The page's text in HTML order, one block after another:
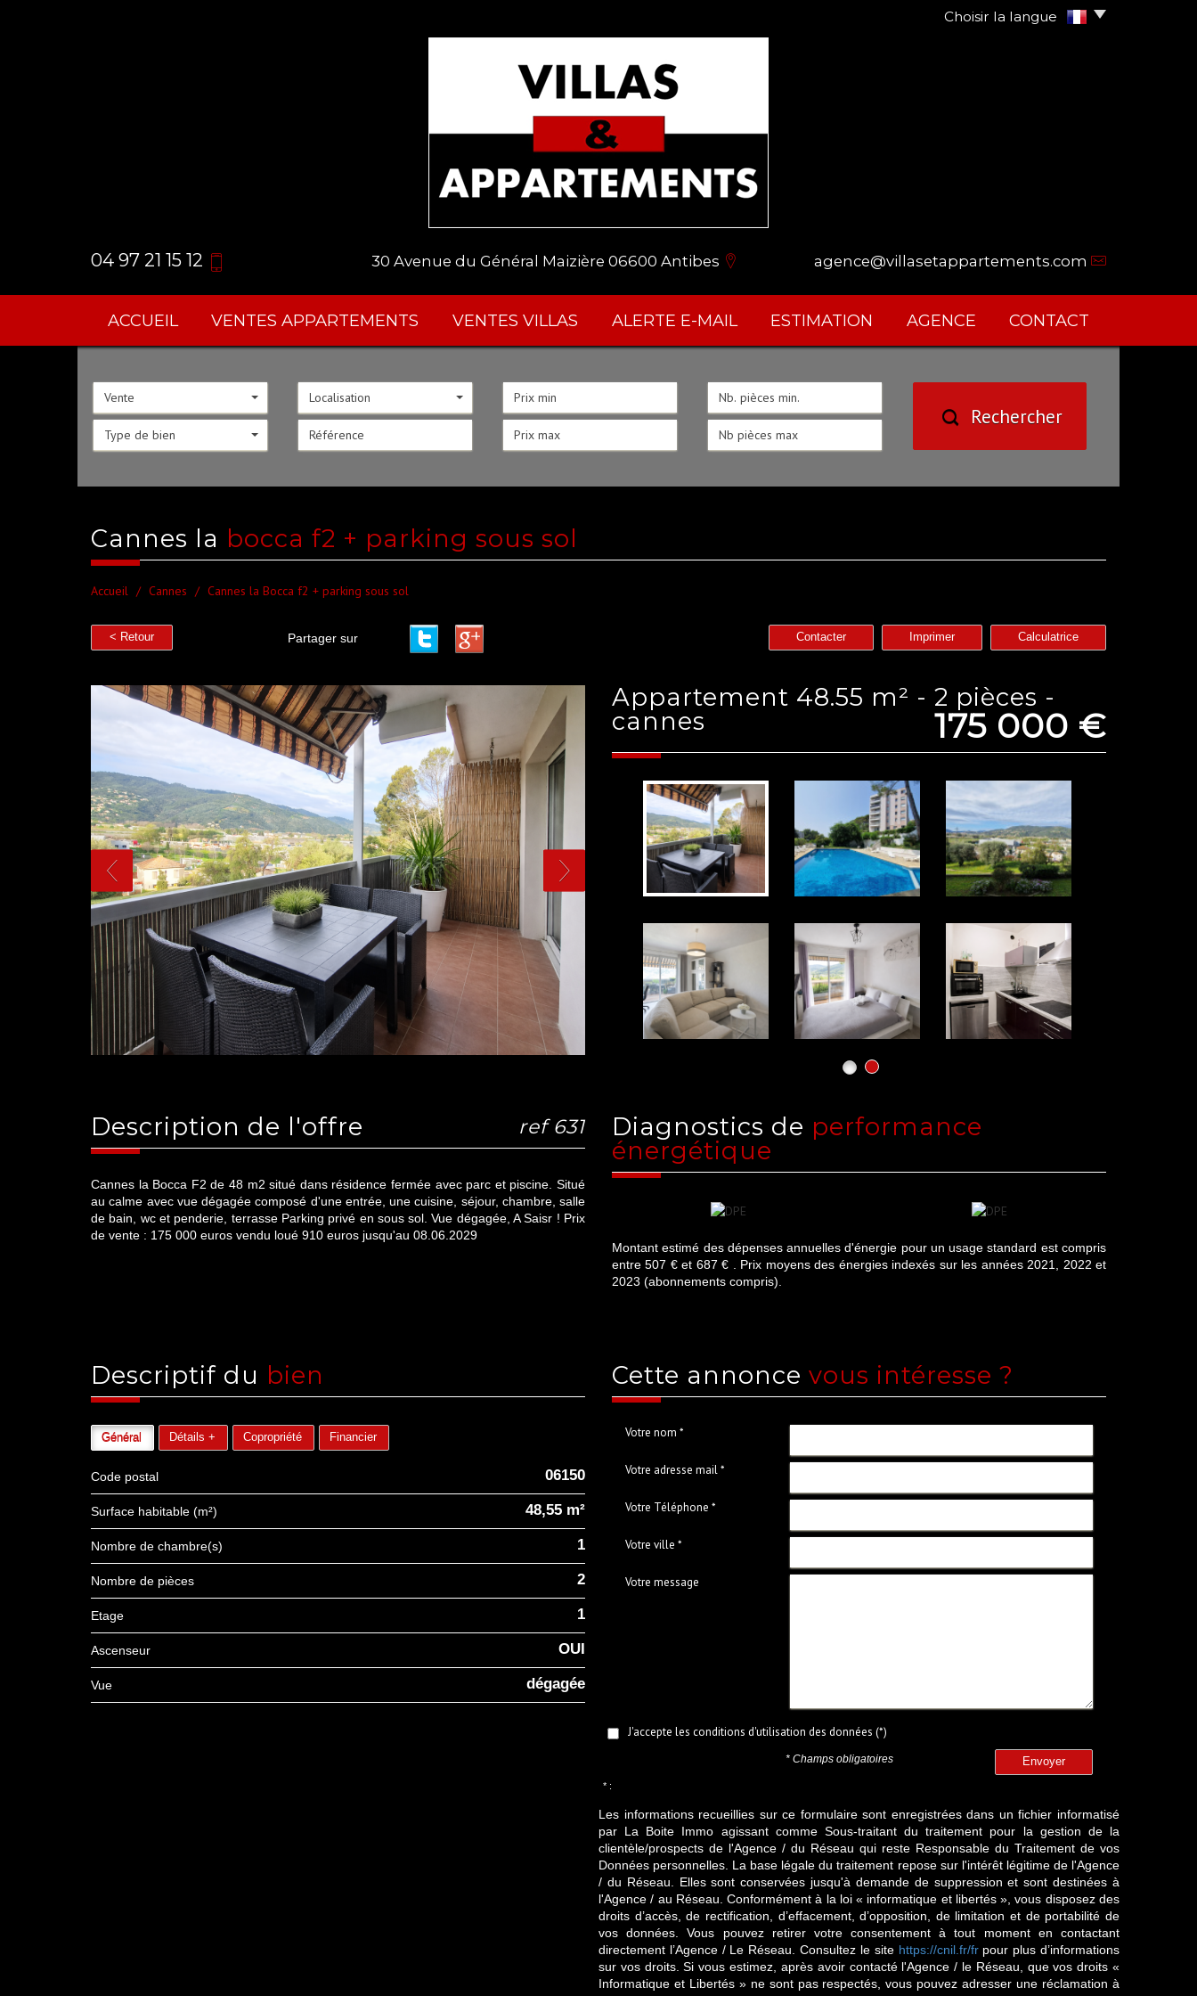
Choisir la langue
04 97 21 15 12 30 Avenue du Général Maizière 06600 Antibes agence@villasetappartements.com
ACCUEIL VENTES APPARTEMENTS VENTES VILLAS ALERTE E-MAIL ESTIMATION AGENCE CONTACT
Vente
Type de bien
Localisation
Rechercher
cannes la bocca f2 + parking sous sol
Accueil Cannes Cannes la Bocca f2 + parking sous sol
< Retour Partager sur Contacter Imprimer Calculatrice
appartement 48.55 m² - 2 pièces -
cannes 175 000 €
description de l'offre ref 631
Cannes la Bocca F2 de 48 m2 situé dans résidence fermée avec parc et piscine. Situé
au calme avec vue dégagée composé d'une entrée, une cuisine, séjour, chambre, salle
de bain, wc et penderie, terrasse Parking privé en sous sol. Vue dégagée, A Saisr ! Prix
de vente : 175 000 euros vendu loué 910 euros jusqu'au 08.06.2029
diagnostics de performance
énergétique
Montant estimé des dépenses annuelles d'énergie pour un usage standard est compris
entre 507 € et 687 € . Prix moyens des énergies indexés sur les années 2021, 2022 et
2023 (abonnements compris).
descriptif du bien
Général Détails + Copropriété Financier
Code postal 06150
Surface habitable (m²) 48,55 m²
Nombre de chambre(s) 1
Nombre de pièces 2
Etage 1
Ascenseur OUI
Vue dégagée
cette annonce vous intéresse ?
Votre nom *
Votre adresse mail *
Votre Téléphone *
Votre ville *
Votre message
J'accepte les conditions d'utilisation des données (*)
Envoyer
* Champs obligatoires
* :
Les informations recueillies sur ce formulaire sont enregistrées dans un fichier informatisé
par La Boite Immo agissant comme Sous-traitant du traitement pour la gestion de la
clientèle/prospects de l'Agence / du Réseau qui reste Responsable du Traitement de vos
Données personnelles. La base légale du traitement repose sur l'intérêt légitime de l'Agence
/ du Réseau. Elles sont conservées jusqu'à demande de suppression et sont destinées à
l'Agence / au Réseau. Conformément à la loi « informatique et libertés », vous disposez des
droits d’accès, de rectification, d’effacement, d’opposition, de limitation et de portabilité de
vos données. Vous pouvez retirer votre consentement à tout moment en contactant
directement l’Agence / Le Réseau. Consultez le site https://cnil.fr/frpour plus d’informations
sur vos droits. Si vous estimez, après avoir contacté l'Agence / le Réseau, que vos droits «
Informatique et Libertés » ne sont pas respectés, vous pouvez adresser une réclamation à